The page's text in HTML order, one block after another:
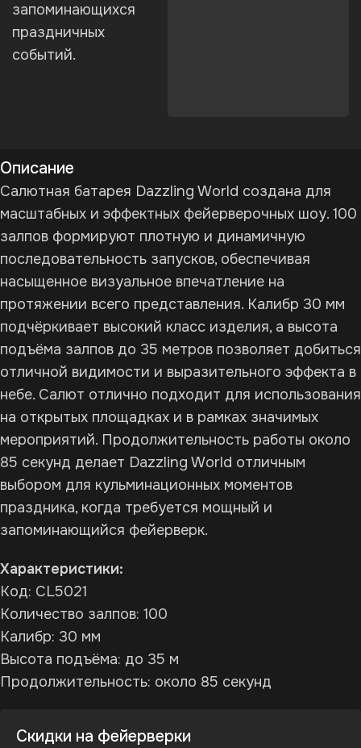
запоминающихся
праздничных
событий.
Описание
Салютная батарея Dazzling World создана для
масштабных и эффектных фейерверочных шоу. 100
залпов формируют плотную и динамичную
последовательность запусков, обеспечивая
насыщенное визуальное впечатление на
протяжении всего представления. Калибр 30 мм
подчёркивает высокий класс изделия, а высота
подъёма залпов до 35 метров позволяет добиться
отличной видимости и выразительного эффекта в
небе. Салют отлично подходит для использования
на открытых площадках и в рамках значимых
мероприятий. Продолжительность работы около
85 секунд делает Dazzling World отличным
выбором для кульминационных моментов
праздника, когда требуется мощный и
запоминающийся фейерверк.
Характеристики:
Код: CL5021
Количество залпов: 100
Калибр: 30 мм
Высота подъёма: до 35 м
Продолжительность: около 85 секунд
Скидки на фейерверки